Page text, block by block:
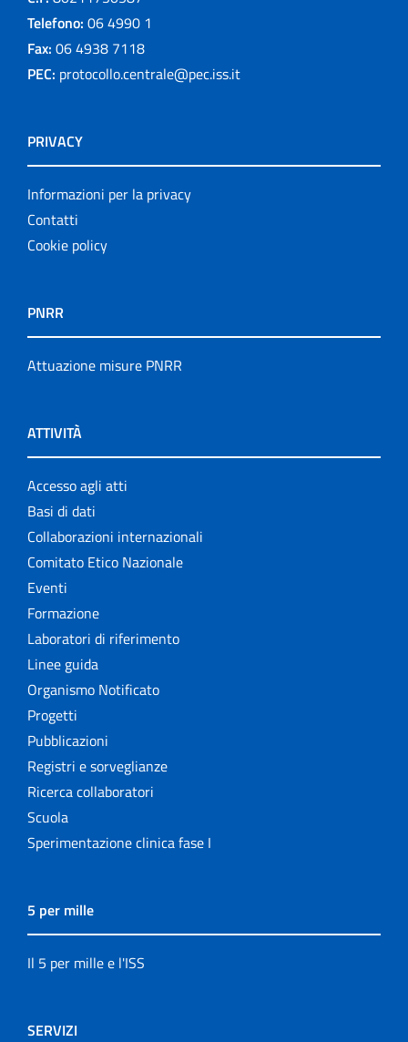
Telefono: 06 4990 1
Fax: 06 4938 7118
PEC: protocollo.centrale@pec.iss.it
PRIVACY
Informazioni per la privacy
Contatti
Cookie policy
PNRR
Attuazione misure PNRR
ATTIVITÀ
Accesso agli atti
Basi di dati
Collaborazioni internazionali
Comitato Etico Nazionale
Eventi
Formazione
Laboratori di riferimento
Linee guida
Organismo Notificato
Progetti
Pubblicazioni
Registri e sorveglianze
Ricerca collaboratori
Scuola
Sperimentazione clinica fase I
5 per mille
Il 5 per mille e l'ISS
SERVIZI